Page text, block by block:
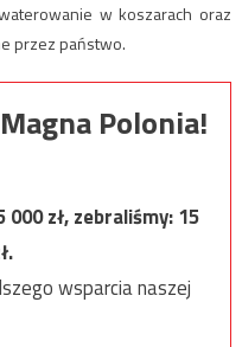
w koszarach oraz
przez państwo.
Polonia!
000zł, zebraliśmy:15
wsparcia naszej